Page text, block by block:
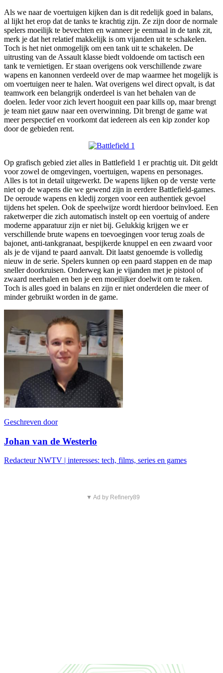
Als we naar de voertuigen kijken dan is dit redelijk goed in balans,
al lijkt het erop dat de tanks te krachtig zijn. Ze zijn door de normale
spelers moeilijk te bevechten en wanneer je eenmaal in de tank zit,
merk je dat het relatief makkelijk is om vijanden uit te schakelen.
Toch is het niet onmogelijk om een tank uit te schakelen. De
uitrusting van de Assault klasse biedt voldoende om tactisch een
tank te vernietigen. Er staan overigens ook verschillende zware
wapens en kanonnen verdeeld over de map waarmee het mogelijk is
om voertuigen neer te halen. Wat overigens wel direct opvalt, is dat
teamwork een belangrijk onderdeel is van het behalen van de
doelen. Ieder voor zich levert hooguit een paar kills op, maar brengt
je team niet gauw naar een overwinning. Dit brengt de game wat
meer perspectief en voorkomt dat iedereen als een kip zonder kop
door de gebieden rent.
Op grafisch gebied ziet alles in Battlefield 1 er prachtig uit. Dit geldt
voor zowel de omgevingen, voertuigen, wapens en personages.
Alles is tot in detail uitgewerkt. De wapens lijken op de verste verte
niet op de wapens die we gewend zijn in eerdere Battlefield-games.
De oeroude wapens en kledij zorgen voor een authentiek gevoel
tijdens het spelen. Ook de speelwijze wordt hierdoor beïnvloed. Een
raketwerper die zich automatisch instelt op een voertuig of andere
moderne apparatuur zijn er niet bij. Gelukkig krijgen we er
verschillende brute wapens en toevoegingen voor terug zoals de
bajonet, anti-tankgranaat, bespijkerde knuppel en een zwaard voor
als je de vijand te paard aanvalt. Dit laatst genoemde is volledig
nieuw in de serie. Spelers kunnen op een paard stappen en de map
sneller doorkruisen. Onderweg kan je vijanden met je pistool of
zwaard neerhalen en ben je een moeilijker doelwit om te raken.
Toch is alles goed in balans en zijn er niet onderdelen die meer of
minder gebruikt worden in de game.
Geschreven door
Johan van de Westerlo
Redacteur NWTV | interesses: tech, films, series en games
▼ Ad by Refinery89